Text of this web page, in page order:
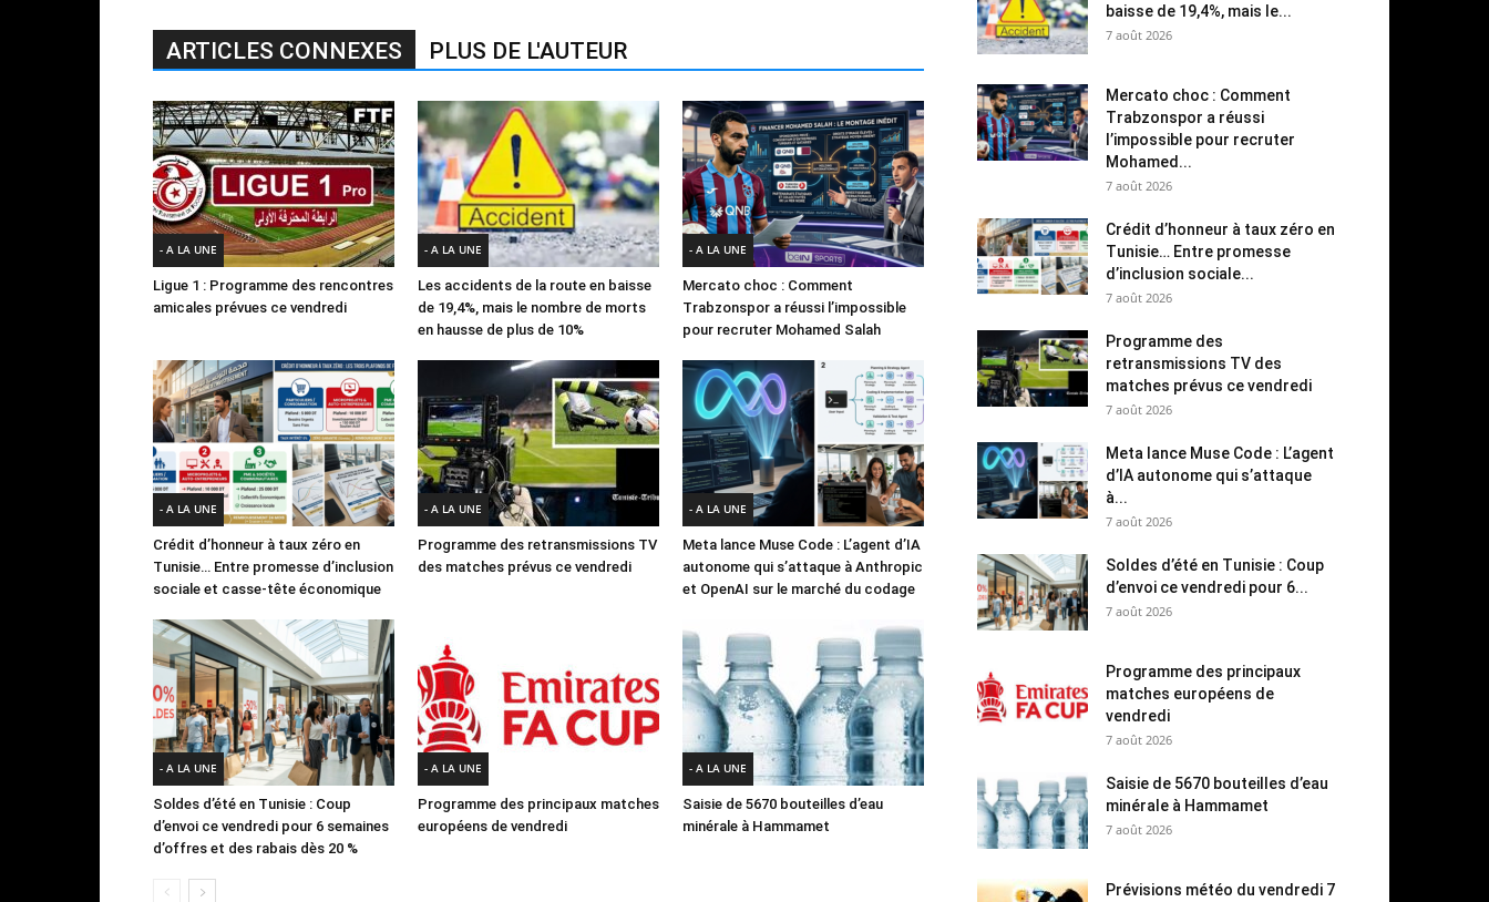
ARTICLES CONNEXES PLUS DE L'AUTEUR
- A LA UNE
Ligue 1 : Programme des rencontres
amicales prévues ce vendredi
- A LA UNE
Les accidents de la route en baisse
de 19,4%, mais le nombre de morts
en hausse de plus de 10%
- A LA UNE
Mercato choc : Comment
Trabzonspor a réussi l’impossible
pour recruter Mohamed Salah
- A LA UNE
Crédit d’honneur à taux zéro en
Tunisie… Entre promesse d’inclusion
sociale et casse-tête économique
- A LA UNE
Programme des retransmissions TV
des matches prévus ce vendredi
- A LA UNE
Meta lance Muse Code : L’agent d’IA
autonome qui s’attaque à Anthropic
et OpenAI sur le marché du codage
- A LA UNE
Soldes d’été en Tunisie : Coup
d’envoi ce vendredi pour 6 semaines
d’offres et des rabais dès 20 %
- A LA UNE
Programme des principaux matches
européens de vendredi
- A LA UNE
Saisie de 5670 bouteilles d’eau
minérale à Hammamet
baisse de 19,4%, mais le...
7 août 2026
Mercato choc : Comment
Trabzonspor a réussi
l’impossible pour recruter
Mohamed...
7 août 2026
Crédit d’honneur à taux zéro en
Tunisie… Entre promesse
d’inclusion sociale...
7 août 2026
Programme des
retransmissions TV des
matches prévus ce vendredi
7 août 2026
Meta lance Muse Code : L’agent
d’IA autonome qui s’attaque
à...
7 août 2026
Soldes d’été en Tunisie : Coup
d’envoi ce vendredi pour 6...
7 août 2026
Programme des principaux
matches européens de
vendredi
7 août 2026
Saisie de 5670 bouteilles d’eau
minérale à Hammamet
7 août 2026
Prévisions météo du vendredi 7